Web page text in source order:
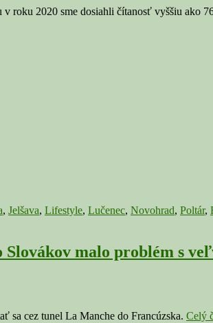
2020 sme dosiahli čítanosť vyššiu ako
, Jelšava, Lifestyle, Lučenec, Novohrad, Poltár,
malo problém s
sa cez tunel La Manche do Francúzska. Celý